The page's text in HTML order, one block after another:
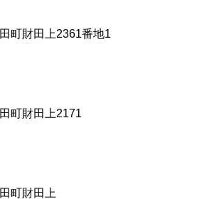
町財田上2361番地1
町財田上2171
町財田上